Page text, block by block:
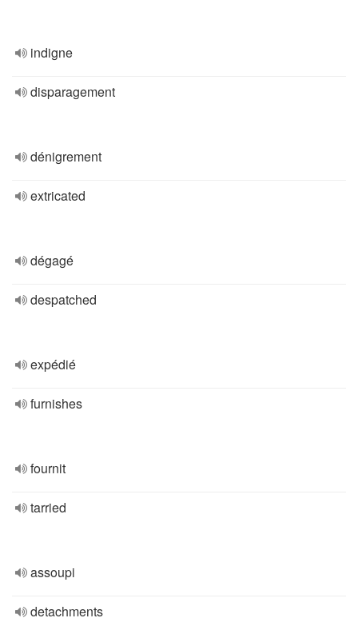
indigne
disparagement
dénigrement
extricated
dégagé
despatched
expédié
furnishes
fournit
tarried
assoupi
detachments